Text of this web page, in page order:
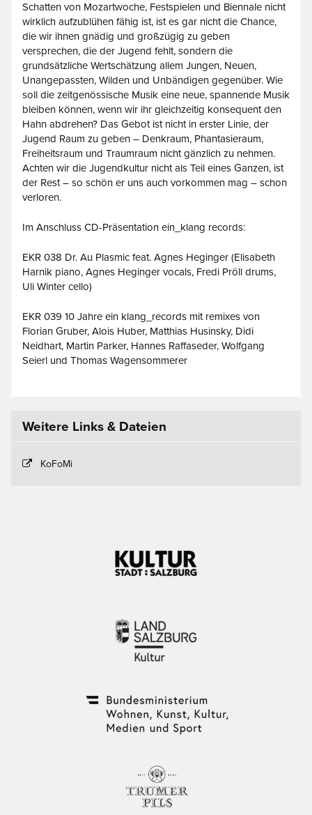
Schatten von Mozartwoche, Festspielen und Biennale nicht
wirklich aufzublühen fähig ist, ist es gar nicht die Chance,
die wir ihnen gnädig und großzügig zu geben
versprechen, die der Jugend fehlt, sondern die
grundsätzliche Wertschätzung allem Jungen, Neuen,
Unangepassten, Wilden und Unbändigen gegenüber. Wie
soll die zeitgenössische Musik eine neue, spannende Musik
bleiben können, wenn wir ihr gleichzeitig konsequent den
Hahn abdrehen? Das Gebot ist nicht in erster Linie, der
Jugend Raum zu geben – Denkraum, Phantasieraum,
Freiheitsraum und Traumraum nicht gänzlich zu nehmen.
Achten wir die Jugendkultur nicht als Teil eines Ganzen, ist
der Rest – so schön er uns auch vorkommen mag – schon
verloren.
Im Anschluss CD-Präsentation ein_klang records:
EKR 038 Dr. Au Plasmic feat. Agnes Heginger (Elisabeth
Harnik piano, Agnes Heginger vocals, Fredi Pröll drums,
Uli Winter cello)
EKR 039 10 Jahre ein klang_records mit remixes von
Florian Gruber, Alois Huber, Matthias Husinsky, Didi
Neidhart, Martin Parker, Hannes Raffaseder, Wolfgang
Seierl und Thomas Wagensommerer
Weitere Links & Dateien
KoFoMi